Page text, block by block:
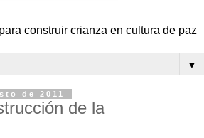
construir crianza en cultura de paz
▼
de 2011
de la